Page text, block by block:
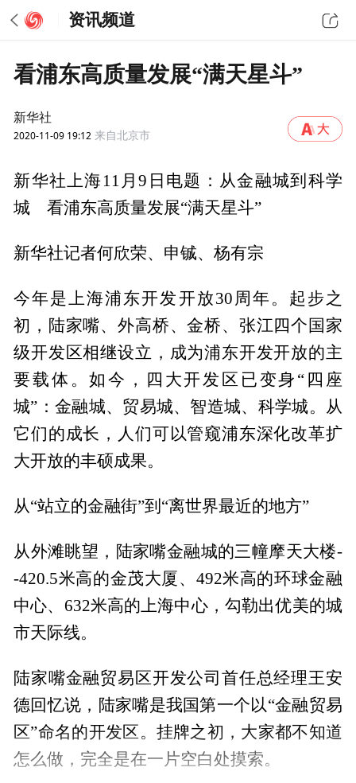
资讯频道
看浦东高质量发展“满天星斗”
新华社
2020-11-09 19:12 来自北京市
新华社上海11月9日电题：从金融城到科学
城 看浦东高质量发展“满天星斗”
新华社记者何欣荣、申铖、杨有宗
今年是上海浦东开发开放30周年。起步之
初，陆家嘴、外高桥、金桥、张江四个国家
级开发区相继设立，成为浦东开发开放的主
要载体。如今，四大开发区已变身“四座
城”：金融城、贸易城、智造城、科学城。从
它们的成长，人们可以管窥浦东深化改革扩
大开放的丰硕成果。
从“站立的金融街”到“离世界最近的地方”
从外滩眺望，陆家嘴金融城的三幢摩天大楼-
-420.5米高的金茂大厦、492米高的环球金融
中心、632米高的上海中心，勾勒出优美的城
市天际线。
陆家嘴金融贸易区开发公司首任总经理王安
德回忆说，陆家嘴是我国第一个以“金融贸易
区”命名的开发区。挂牌之初，大家都不知道
怎么做，完全是在一片空白处摸索。